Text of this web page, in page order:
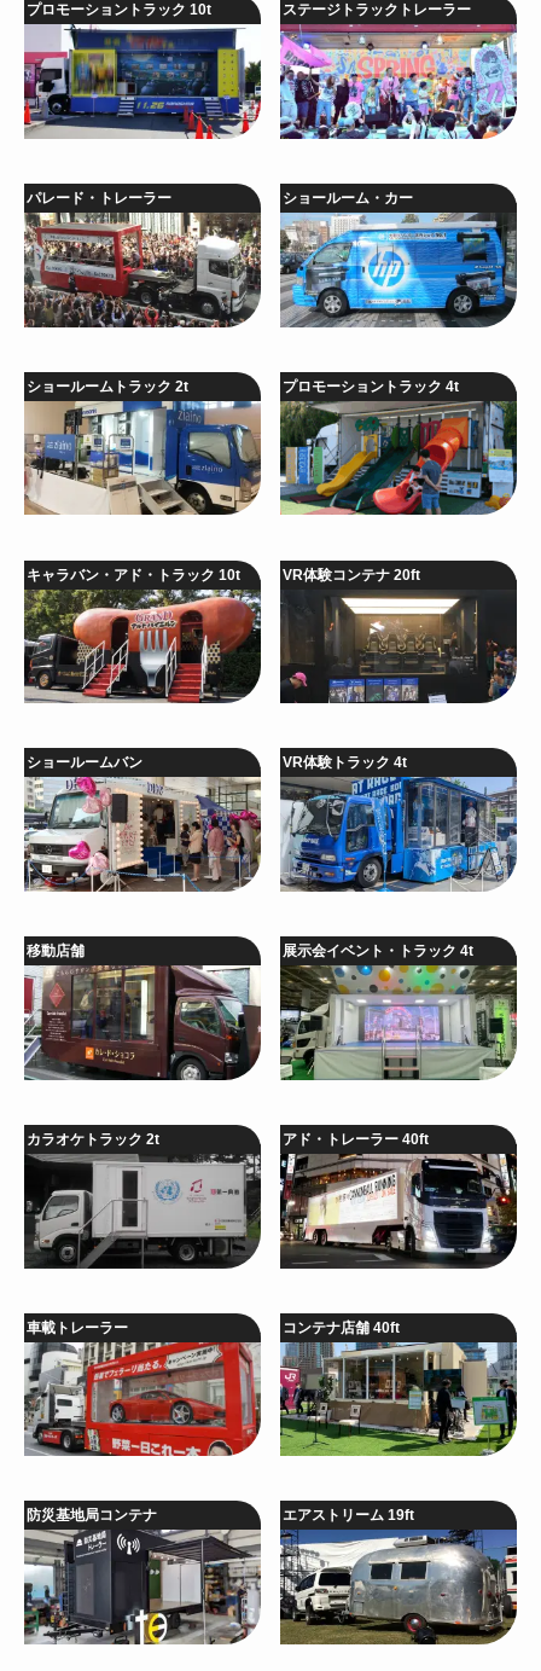
プロモーショントラック 10t ステージトラックトレーラー
パレード・トレーラー ショールーム・カー
ショールームトラック 2t プロモーショントラック 4t
キャラバン・アド・トラック 10t VR体験コンテナ 20ft
ショールームバン VR体験トラック 4t
移動店舗 展示会イベント・トラック 4t
カラオケトラック 2t アド・トレーラー 40ft
車載トレーラー コンテナ店舗 40ft
防災基地局コンテナ エアストリーム 19ft